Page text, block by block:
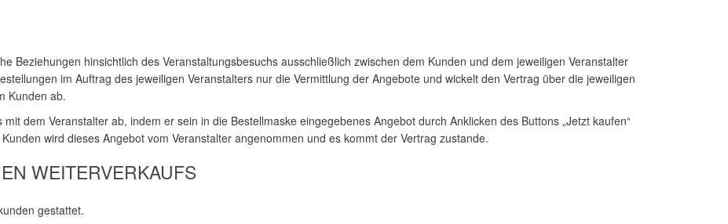
Beziehungen hinsichtlich des Veranstaltungsbesuchs ausschließlich zwischen dem Kunden und dem jeweiligen Veranstalter
im Auftrag des jeweiligen Veranstalters nur die Vermittlung der Angebote und wickelt den Vertrag über die jeweiligen
Kunden ab.
dem Veranstalter ab, indem er sein in die Bestellmaske eingegebenes Angebot durch Anklicken des Buttons „Jetzt kaufen“
wird dieses Angebot vom Veranstalter angenommen und es kommt der Vertrag zustande.
WEITERVERKAUFS
gestattet.